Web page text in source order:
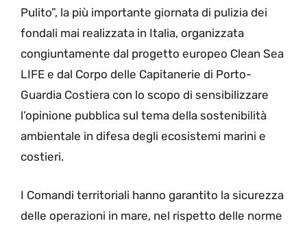
Pulito”, la più importante giornata di pulizia dei
fondali mai realizzata in Italia, organizzata
congiuntamente dal progetto europeo Clean Sea
LIFE e dal Corpo delle Capitanerie di Porto-
Guardia Costiera con lo scopo di sensibilizzare
l’opinione pubblica sul tema della sostenibilità
ambientale in difesa degli ecosistemi marini e
costieri.
I Comandi territoriali hanno garantito la sicurezza
delle operazioni in mare, nel rispetto delle norme